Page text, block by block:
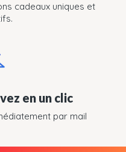
cadeaux uniques et
en un clic
par mail